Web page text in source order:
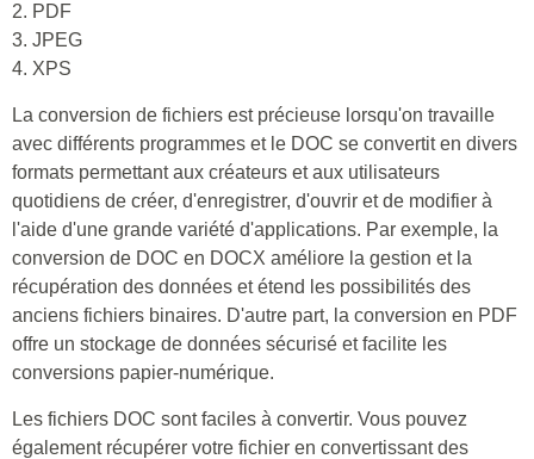
2. PDF
3. JPEG
4. XPS
La conversion de fichiers est précieuse lorsqu'on travaille
avec différents programmes et le DOC se convertit en divers
formats permettant aux créateurs et aux utilisateurs
quotidiens de créer, d'enregistrer, d'ouvrir et de modifier à
l'aide d'une grande variété d'applications. Par exemple, la
conversion de DOC en DOCX améliore la gestion et la
récupération des données et étend les possibilités des
anciens fichiers binaires. D'autre part, la conversion en PDF
offre un stockage de données sécurisé et facilite les
conversions papier-numérique.
Les fichiers DOC sont faciles à convertir. Vous pouvez
également récupérer votre fichier en convertissant des